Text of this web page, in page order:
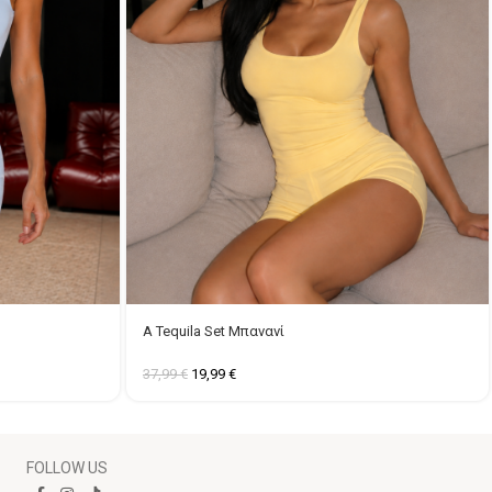
A Tequila Set Μπανανί
37,99€ 19,99 €
FOLLOW US